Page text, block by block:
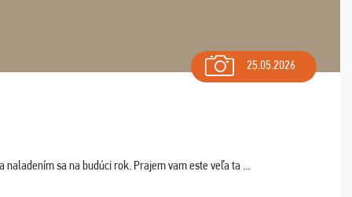
25.05.2026
sa na budúci rok. Prajem vam este veľa ta ...